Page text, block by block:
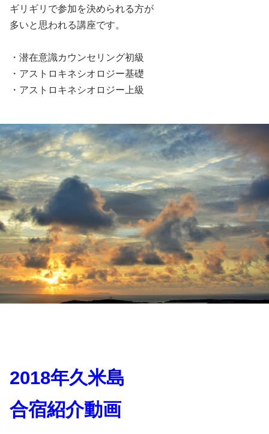
ギリギリで参加を決められる方が
多いと思われる講座です。
・潜在意識カウンセリング初級
・アストロキネシオロジー基礎
・アストロキネシオロジー上級
2018年久米島
合宿紹介動画